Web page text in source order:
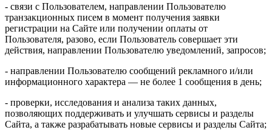
- связи с Пользователем, направлении Пользователю
транзакционных писем в момент получения заявки
регистрации на Сайте или получении оплаты от
Пользователя, разово, если Пользователь совершает эти
действия, направлении Пользователю уведомлений, запросов;
- направлении Пользователю сообщений рекламного и/или
информационного характера — не более 1 сообщения в день;
- проверки, исследования и анализа таких данных,
позволяющих поддерживать и улучшать сервисы и разделы
Сайта, а также разрабатывать новые сервисы и разделы Сайта;